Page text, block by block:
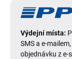
Výdejní místa:
SMS a e-
objednávku z e-